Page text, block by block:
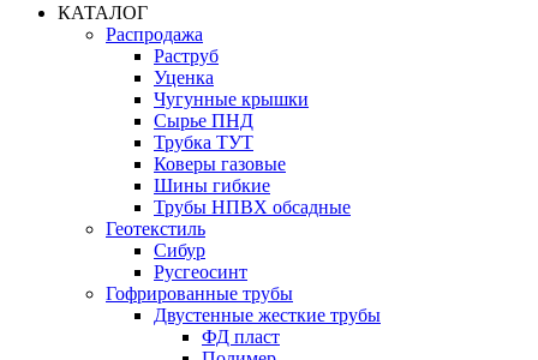
КАТАЛОГ
Распродажа
Раструб
Уценка
Чугунные крышки
Сырье ПНД
Трубка ТУТ
Коверы газовые
Шины гибкие
Трубы НПВХ обсадные
Геотекстиль
Сибур
Русгеосинт
Гофрированные трубы
Двустенные жесткие трубы
ФД пласт